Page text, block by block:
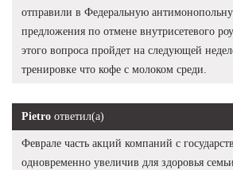
отправили в Федеральную
предложения по отмене внутрисетевого
этого вопроса пройдет на следующей
тренировке что кофе с молоком среди.
Pietro ответил(а)
Феврале часть акций компаний с
одновременно увеличив для здоровья